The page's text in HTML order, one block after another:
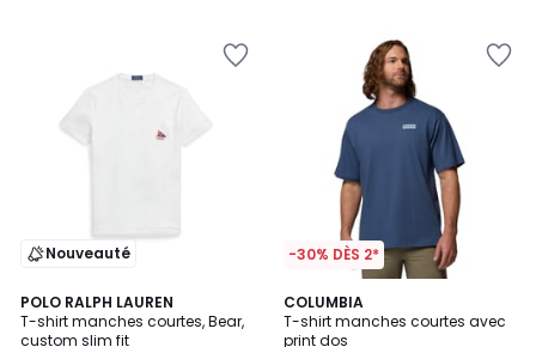
Nouveauté
POLO RALPH LAUREN
T-shirt manches courtes, Bear,
custom slim fit
-30% DÈS 2*
COLUMBIA
T-shirt manches courtes avec
print dos
2
Couleurs